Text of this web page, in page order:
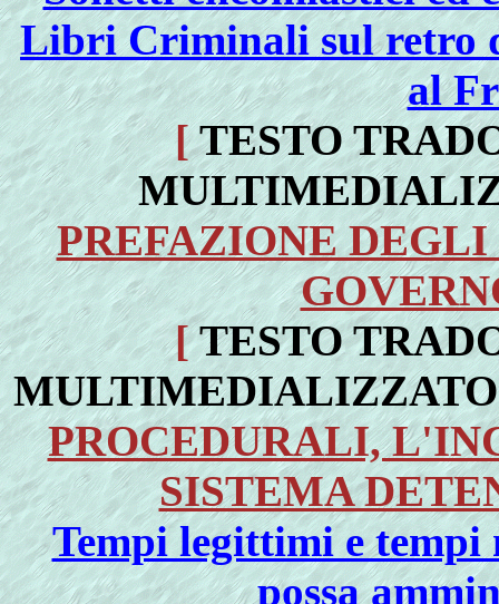
Libri Criminali sul retro
al
[TESTO
PREFAZIONE
[TESTO
PROCEDURALI,
SISTEMA
Tempi legittimi e tempi
possa